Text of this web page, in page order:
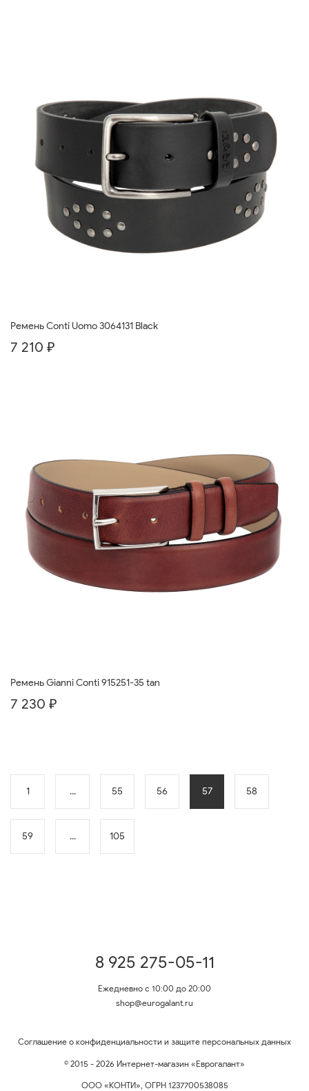
Ремень Conti Uomo 3064131 Black
7 210 ₽
Ремень Gianni Conti 915251-35 tan
7 230 ₽
1 ... 55 56 57 58
59 ... 105
8 925 275-05-11
Ежедневно с 10:00 до 20:00
shop@eurogalant.ru
Соглашение о конфиденциальности и защите персональных данных
© 2015 - 2026 Интернет-магазин «Еврогалант»
ООО «КОНТИ», ОГРН 1237700538085